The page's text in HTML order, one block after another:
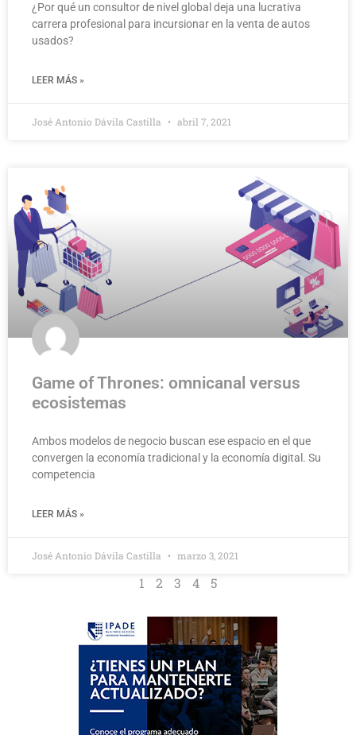
¿Por qué un consultor de nivel global deja una lucrativa
carrera profesional para incursionar en la venta de autos
usados?
LEER MÁS »
José Antonio Dávila Castilla abril 7, 2021
Game of Thrones: omnicanal versus
ecosistemas
Ambos modelos de negocio buscan ese espacio en el que
convergen la economía tradicional y la economía digital. Su
competencia
LEER MÁS »
José Antonio Dávila Castilla marzo 3, 2021
1 2 3 4 5